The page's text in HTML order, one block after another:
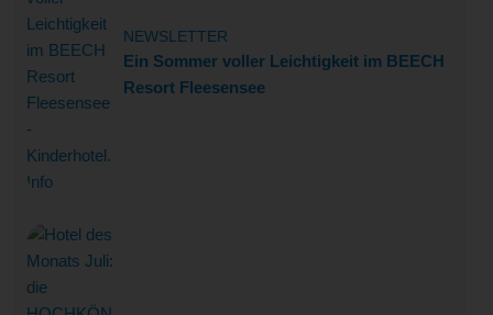
NEWSLETTER
Ein Sommer voller Leichtigkeit im BEECH
Resort Fleesensee